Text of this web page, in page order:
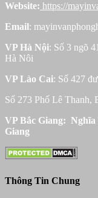
Website: https://
Email:
VP Hà Nội: Số 3 ngõ
Hà Nôi
VP Lào Cai: Số 427
Số 273 Phố Lê Thanh,
VP Bắc Giang:
Giang
Thông Tin Chung